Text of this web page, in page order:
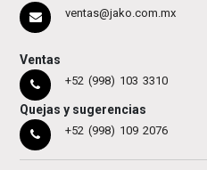
ventas@jako.com.mx
Ventas
+52 (998) 103 3310
Quejas y sugerencias
+52 (998) 109 2076